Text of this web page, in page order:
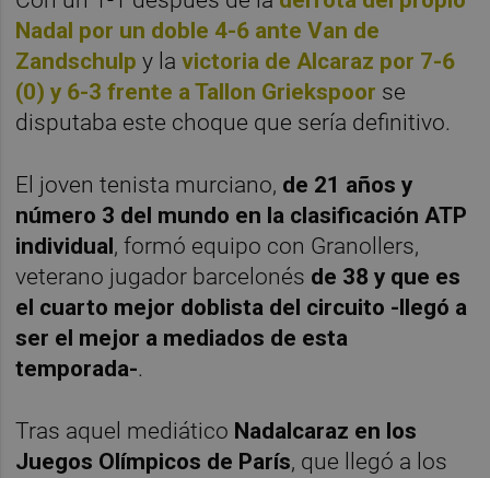
Nadal por un doble 4-6 ante Van de
Zandschulp y lavictoria de Alcaraz por 7-6
(0) y 6-3 frente a Tallon Griekspoor se
disputaba este choque que sería definitivo.
El joven tenista murciano, de 21 años y
número 3 del mundo en la clasificación ATP
individual, formó equipo con Granollers,
veterano jugador barcelonés de 38 y que es
el cuarto mejor doblista del circuito -llegó a
ser el mejor a mediados de esta
temporada-.
Tras aquel mediático Nadalcaraz en los
Juegos Olímpicos de París, que llegó a los